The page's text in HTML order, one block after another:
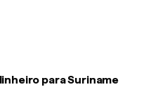
para Suriname